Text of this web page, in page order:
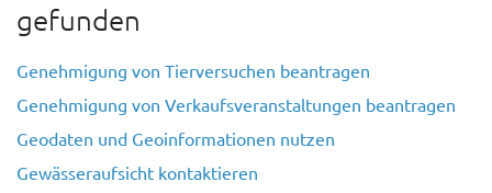
gefunden
Genehmigung von Tierversuchen beantragen
Genehmigung von Verkaufsveranstaltungen beantragen
Geodaten und Geoinformationen nutzen
Gewässeraufsicht kontaktieren